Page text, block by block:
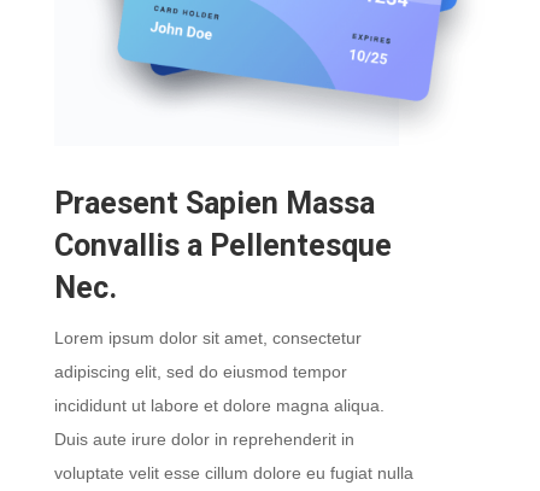
Praesent Sapien Massa
Convallis a Pellentesque
Nec.
Lorem ipsum dolor sit amet, consectetur
adipiscing elit, sed do eiusmod tempor
incididunt ut labore et dolore magna aliqua.
Duis aute irure dolor in reprehenderit in
voluptate velit esse cillum dolore eu fugiat nulla